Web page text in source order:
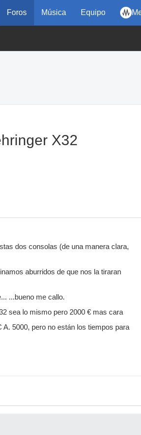
Foros Música Equipo
X32
dos consolas (de una manera clara,
aburridos de que nos la tiraran
...bueno me callo.
sea lo mismo pero 2000 € mas cara
5000, pero no están los tiempos para